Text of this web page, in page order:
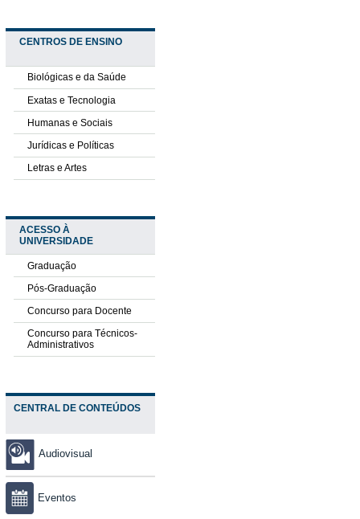
CENTROS DE ENSINO
Biológicas e da Saúde
Exatas e Tecnologia
Humanas e Sociais
Jurídicas e Políticas
Letras e Artes
ACESSO À
UNIVERSIDADE
Graduação
Pós-Graduação
Concurso para Docente
Concurso para Técnicos-
Administrativos
CENTRAL DE CONTEÚDOS
Audiovisual
Eventos